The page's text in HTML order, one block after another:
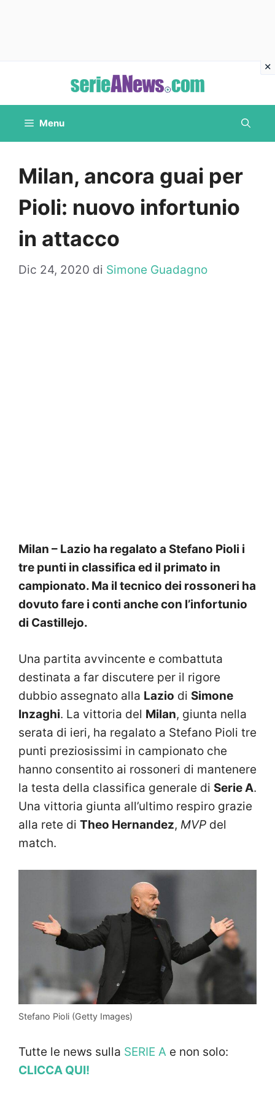
contenuto
Menu
Milan, ancora guai per
Pioli: nuovo infortunio
in attacco
Dic 24, 2020 di Simone Guadagno
Milan – Lazio ha regalato a Stefano Pioli i
tre punti in classifica ed il primato in
campionato. Ma il tecnico dei rossoneri ha
dovuto fare i conti anche con l’infortunio
di Castillejo.
Una partita avvincente e combattuta
destinata a far discutere per il rigore
dubbio assegnato alla Lazio di Simone
Inzaghi. La vittoria del Milan, giunta nella
serata di ieri, ha regalato a Stefano Pioli tre
punti preziosissimi in campionato che
hanno consentito ai rossoneri di mantenere
la testa della classifica generale di Serie A.
Una vittoria giunta all’ultimo respiro grazie
alla rete di Theo Hernandez, MVP del
match.
Stefano Pioli (Getty Images)
Tutte le news sulla SERIE A e non solo:
CLICCA QUI!